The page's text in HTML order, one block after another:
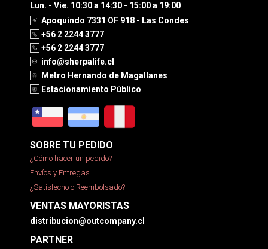
Lun. - Vie. 10:30 a 14:30 - 15:00 a 19:00
Apoquindo 7331 OF 918 - Las Condes
+56 2 2244 3777
+56 2 2244 3777
info@sherpalife.cl
Metro Hernando de Magallanes
Estacionamiento Público
SOBRE TU PEDIDO
¿Cómo hacer un pedido?
Envíos y Entregas
¿Satisfecho o Reembolsado?
VENTAS MAYORISTAS
distribucion@outcompany.cl
PARTNER